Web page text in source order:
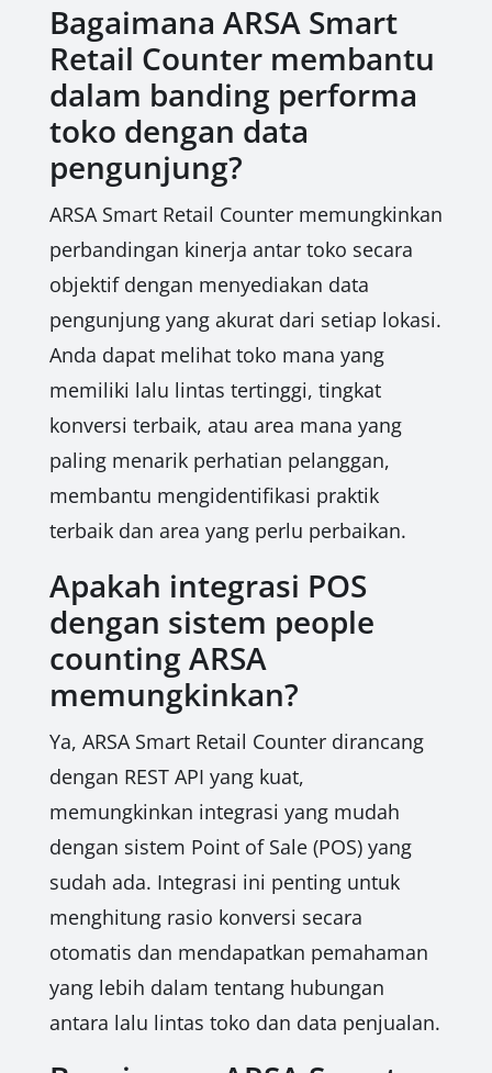
Bagaimana ARSA Smart
Retail Counter membantu
dalam banding performa
toko dengan data
pengunjung?
ARSA Smart Retail Counter memungkinkan
perbandingan kinerja antar toko secara
objektif dengan menyediakan data
pengunjung yang akurat dari setiap lokasi.
Anda dapat melihat toko mana yang
memiliki lalu lintas tertinggi, tingkat
konversi terbaik, atau area mana yang
paling menarik perhatian pelanggan,
membantu mengidentifikasi praktik
terbaik dan area yang perlu perbaikan.
Apakah integrasi POS
dengan sistem people
counting ARSA
memungkinkan?
Ya, ARSA Smart Retail Counter dirancang
dengan REST API yang kuat,
memungkinkan integrasi yang mudah
dengan sistem Point of Sale (POS) yang
sudah ada. Integrasi ini penting untuk
menghitung rasio konversi secara
otomatis dan mendapatkan pemahaman
yang lebih dalam tentang hubungan
antara lalu lintas toko dan data penjualan.